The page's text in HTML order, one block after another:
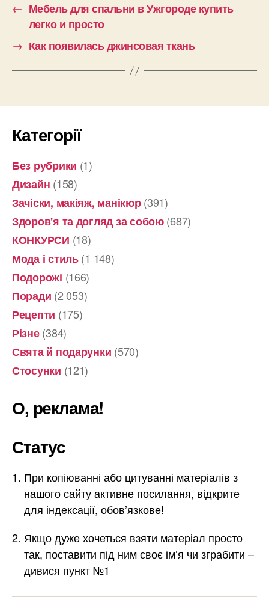
← Мебель для спальни в Ужгороде купить
легко и просто
→ Как появилась джинсовая ткань
Категорії
Без рубрики (1)
Дизайн (158)
Зачіски, макіяж, манікюр(391)
Здоров'я та догляд за собою(687)
КОНКУРСИ (18)
Мода і стиль(1 148)
Подорожі (166)
Поради (2 053)
Рецепти (175)
Різне(384)
Свята й подарунки (570)
Стосунки (121)
О, реклама!
Статус
При копіюванні або цитуванні матеріалів з
нашого сайту активне посилання, відкрите
для індексації, обов’язкове!
Якщо дуже хочеться взяти матеріал просто
так, поставити під ним своє ім’я чи зграбити –
дивися пункт №1